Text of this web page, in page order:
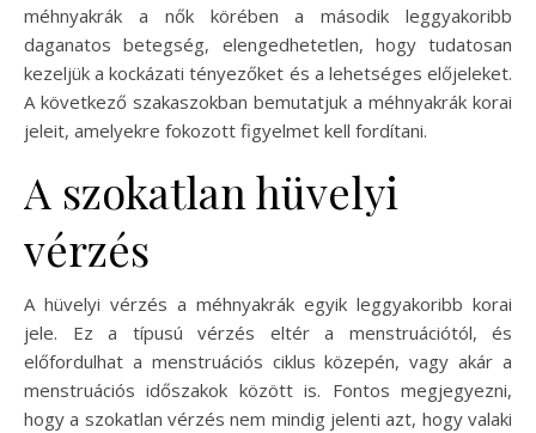
méhnyakrák a nők körében a második leggyakoribb
daganatos betegség, elengedhetetlen, hogy tudatosan
kezeljük a kockázati tényezőket és a lehetséges előjeleket.
A következő szakaszokban bemutatjuk a méhnyakrák korai
jeleit, amelyekre fokozott figyelmet kell fordítani.
A szokatlan hüvelyi
vérzés
A hüvelyi vérzés a méhnyakrák egyik leggyakoribb korai
jele. Ez a típusú vérzés eltér a menstruációtól, és
előfordulhat a menstruációs ciklus közepén, vagy akár a
menstruációs időszakok között is. Fontos megjegyezni,
hogy a szokatlan vérzés nem mindig jelenti azt, hogy valaki